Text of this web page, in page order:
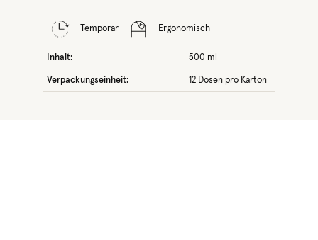
Temporär Ergonomisch
Inhalt: 500 ml
Verpackungseinheit: 12 Dosen pro Karton